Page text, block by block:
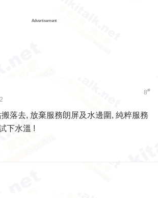
Advertisement
8#
落去, 放棄服務朗屏及水邊圍, 純粹服務
下水溫 !